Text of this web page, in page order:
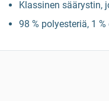
Klassinen säärystin,
98 % polyesteriä, 1